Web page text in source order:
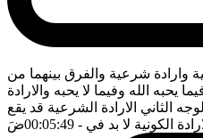
وارادة شرعية والفرق بينهما من
يحبه الله وفيما لا يحبه والارادة
الثاني الارادة الشرعية قد يقع
الكونية لا بد في - 00:05:49 ضَ